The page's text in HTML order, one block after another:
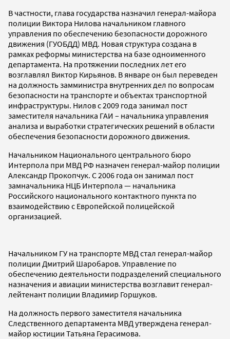
В частности, глава государства назначил генерал-майора
полиции Виктора Нилова начальником главного
управления по обеспечению безопасности дорожного
движения (ГУОБДД) МВД. Новая структура создана в
рамках реформы министерства на базе одноименного
департамента. На протяжении последних лет его
возглавлял Виктор Кирьянов. В январе он был переведен
на должность замминистра внутренних дел по вопросам
безопасности на транспорте и объектах транспортной
инфраструктуры. Нилов с 2009 года занимал пост
заместителя начальника ГАИ – начальника управления
анализа и выработки стратегических решений в области
обеспечения безопасности дорожного движения.
Начальником Национального центрального бюро
Интерпола при МВД РФ назначен генерал-майор полиции
Александр Прокопчук. С 2006 года он занимал пост
замначальника НЦБ Интерпола — начальника
Российского национального контактного пункта по
взаимодействию с Европейской полицейской
организацией.
Начальником ГУ на транспорте МВД стал генерал-майор
полиции Дмитрий Шаробаров. Управление по
обеспечению деятельности подразделений специального
назначения и авиации министерства возглавит генерал-
лейтенант полиции Владимир Горшуков.
На должность первого заместителя начальника
Следственного департамента МВД утверждена генерал-
майор юстиции Татьяна Герасимова.